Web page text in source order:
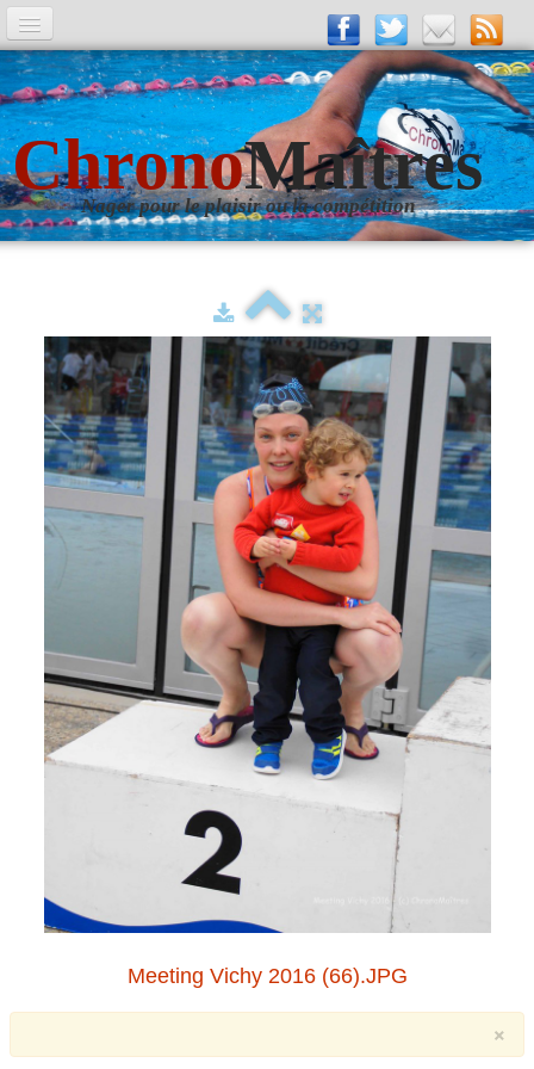
A la Une
Entrainements
La revue
Les numéros
Photos▼
Evènements▼
Livre d'Or
ChronoMaîtres
Nager pour le plaisir ou la compétition
Meeting Vichy 2016 (66).JPG
×